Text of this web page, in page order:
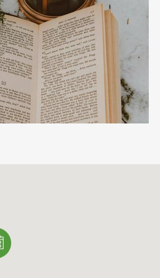
a Natale”2025, sarà richiamato il
e animazioni nelle piazze e
olimpico.
italiano Michele Boscacci.
monzese di pattinaggio di figura sul
con alcuni highlights
Cola